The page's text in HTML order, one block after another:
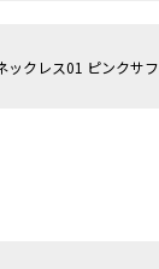
ックレス01 ピンクサ